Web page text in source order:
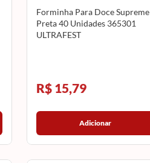
Forminha Para Doce Supreme
Preta 40 Unidades 365301
ULTRAFEST
R$ 15,79
Adicionar